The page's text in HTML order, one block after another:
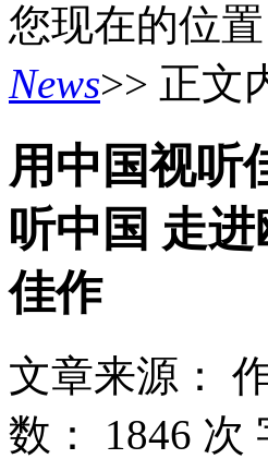
您现在的位置
News>> 正文
用中国视
听中国 走
佳作
文章来源：
数： 1846 次